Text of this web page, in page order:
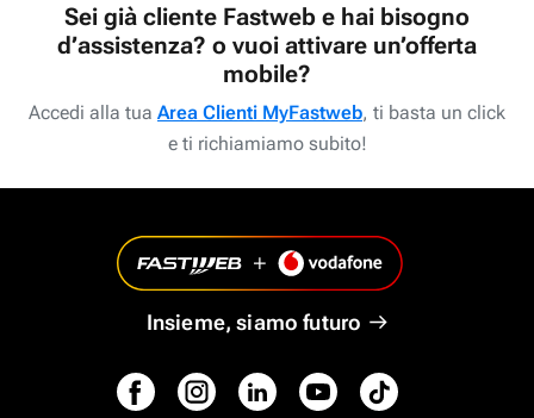
Sei già cliente Fastweb e hai bisogno
d’assistenza? o vuoi attivare un’offerta
mobile?
Accedi alla tua Area Clienti MyFastweb, ti basta un click
e ti richiamiamo subito!
Insieme, siamo futuro